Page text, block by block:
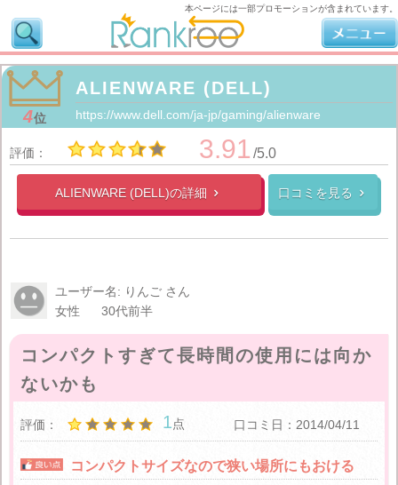
4位
ALIENWARE (DELL)
https://www.dell.com/ja-jp/gaming/alienware
評価： 3.91 /5.0
ALIENWARE (DELL)の詳細  口コミを見る 
ユーザー名: りんご さん
女性
30代前半
コンパクトすぎて長時間の使用には向か
ないかも
評価： 1点 口コミ日：2014/04/11
コンパクトサイズなので狭い場所にもおける
本ページには一部プロモーションが含まれています。